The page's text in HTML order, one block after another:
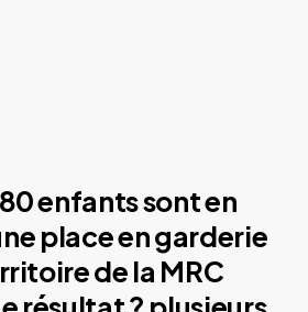
enfants sont en
place en garderie
de la MRC